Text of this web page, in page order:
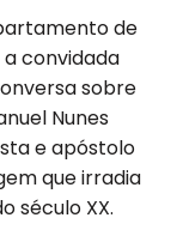
de
a convidada
sobre
Nunes
e apóstolo
que irradia
século XX.